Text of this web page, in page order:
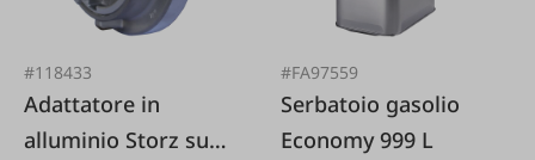
#118433
Adattatore in
alluminio Storz su
#FA97559
Serbatoio gasolio
Economy 999 L